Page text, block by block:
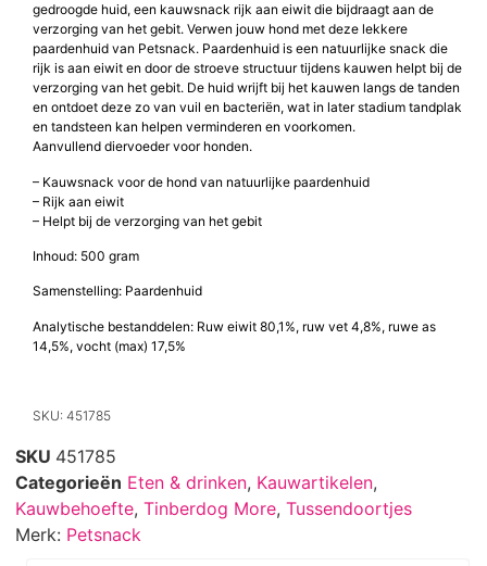
gedroogde huid, een kauwsnack rijk aan eiwit die bijdraagt aan de
verzorging van het gebit. Verwen jouw hond met deze lekkere
paardenhuid van Petsnack. Paardenhuid is een natuurlijke snack die
rijk is aan eiwit en door de stroeve structuur tijdens kauwen helpt bij de
verzorging van het gebit. De huid wrijft bij het kauwen langs de tanden
en ontdoet deze zo van vuil en bacteriën, wat in later stadium tandplak
en tandsteen kan helpen verminderen en voorkomen.
Aanvullend diervoeder voor honden.
– Kauwsnack voor de hond van natuurlijke paardenhuid
– Rijk aan eiwit
– Helpt bij de verzorging van het gebit
Inhoud: 500 gram
Samenstelling: Paardenhuid
Analytische bestanddelen: Ruw eiwit 80,1%, ruw vet 4,8%, ruwe as
14,5%, vocht (max) 17,5%
SKU: 451785
SKU 451785
Categorieën Eten & drinken, Kauwartikelen,
Kauwbehoefte, Tinberdog More, Tussendoortjes
Merk: Petsnack